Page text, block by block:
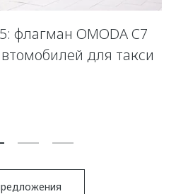
флагман OMODA C7
для такси